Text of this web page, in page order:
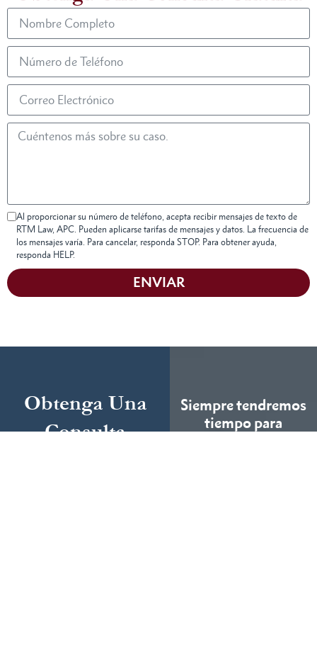
Al proporcionar su número de teléfono, acepta recibir mensajes de texto de
RTM Law, APC. Pueden aplicarse tarifas de mensajes y datos. La frecuencia de
los mensajes varía. Para cancelar, responda STOP. Para obtener ayuda,
responda HELP.
ENVIAR
Obtenga Una
Consulta
Siempre tendremos
tiempo para